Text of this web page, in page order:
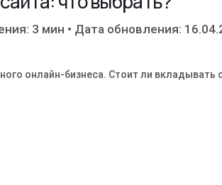
3 мин • Дата обновления:
онлайн-бизнеса. Стоит ли вкладывать